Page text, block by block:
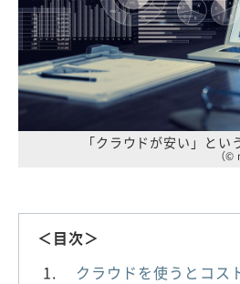
「クラウドが安い」とい
（
＜目次＞
クラウドを使うとコス